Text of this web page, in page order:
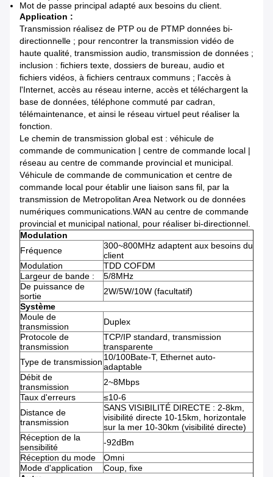
Mot de passe principal adapté aux besoins du client.
Application :
Transmission réalisez de PTP ou de PTMP données bi-
directionnelle ; pour rencontrer la transmission vidéo de
haute qualité, transmission audio, transmission de données ;
inclusion : fichiers texte, dossiers de bureau, audio et
fichiers vidéos, à fichiers centraux communs ; l'accès à
l'Internet, accès au réseau interne, accès et téléchargent la
base de données, téléphone commuté par cadran,
télémaintenance, et ainsi le réseau virtuel peut réaliser la
fonction.
Le chemin de transmission global est : véhicule de
commande de communication | centre de commande local |
réseau au centre de commande provincial et municipal.
Véhicule de commande de communication et centre de
commande local pour établir une liaison sans fil, par la
transmission de Metropolitan Area Network ou de données
numériques communications.WAN au centre de commande
provincial et municipal national, pour réaliser bi-directionnel.
Modulation
Fréquence
300~800MHz adaptent aux besoins du
client
Modulation
TDD COFDM
Largeur de bande :
5/8MHz
De puissance de
sortie
2W/5W/10W (facultatif)
Système
Moule de
transmission
Duplex
Protocole de
transmission
TCP/IP standard, transmission
transparente
Type de transmission 10/100Bate-T, Ethernet auto-
adaptable
Débit de
transmission
2~8Mbps
Taux d'erreurs
≤10-6
Distance de
transmission
SANS VISIBILITÉ DIRECTE : 2-8km,
visibilité directe 10-15km, horizontale
sur la mer 10-30km (visibilité directe)
Réception de la
sensibilité
-92dBm
Réception du mode
Omni
Mode d'application
Coup, fixe